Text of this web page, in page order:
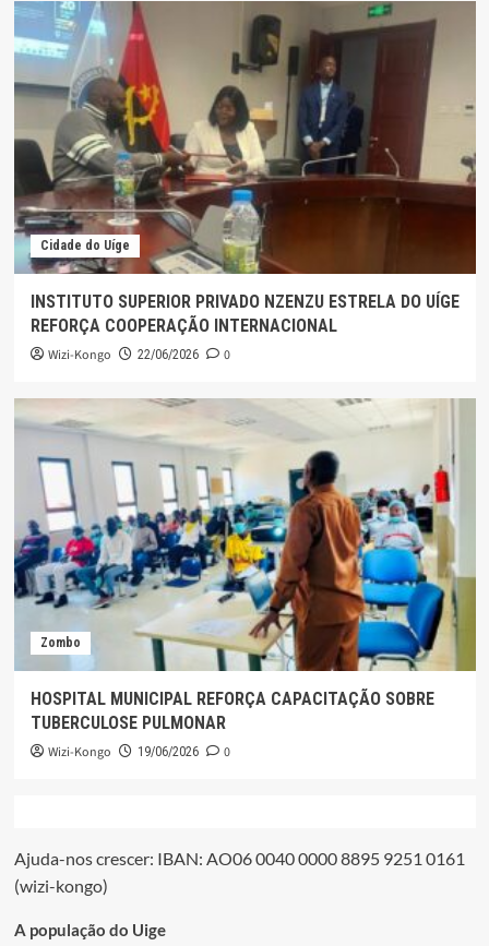
Cidade do Uíge
INSTITUTO SUPERIOR PRIVADO NZENZU ESTRELA DO UÍGE
REFORÇA COOPERAÇÃO INTERNACIONAL
Wizi-Kongo 22/06/2026 0
Zombo
HOSPITAL MUNICIPAL REFORÇA CAPACITAÇÃO SOBRE
TUBERCULOSE PULMONAR
Wizi-Kongo 19/06/2026 0
Ajuda-nos crescer: IBAN: AO06 0040 0000 8895 9251 0161
(wizi-kongo)
A população do Uige